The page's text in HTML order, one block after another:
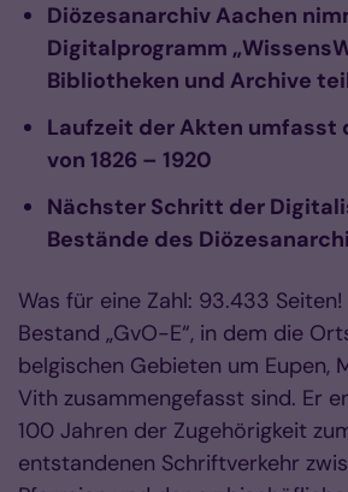
Diözesanarchiv Aachen
Digitalprogramm
Bibliotheken und Archive
Laufzeit der Akten umfasst
von 1826 – 1920
Nächster Schritt der
Bestände des
Was für eine Zahl: 93.433
Bestand „GvO-E“, in dem die
belgischen Gebieten um Eupen,
Vith zusammengefasst sind. Er
100 Jahren der Zugehörigkeit
entstandenen Schriftverkehr